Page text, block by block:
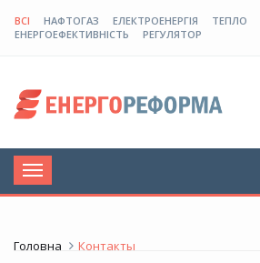
ВСІ НАФТОГАЗ ЕЛЕКТРОЕНЕРГІЯ ТЕПЛО
ЕНЕРГОЕФЕКТИВНІСТЬ
РЕГУЛЯТОР
Toggle
navigation
Головна Контакты